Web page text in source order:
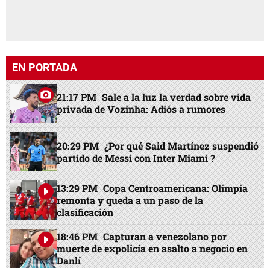
EN PORTADA
21:17 PM Sale a la luz la verdad sobre vida
privada de Vozinha: Adiós a rumores
20:29 PM ¿Por qué Said Martínez suspendió
partido de Messi con Inter Miami ?
13:29 PM Copa Centroamericana: Olimpia
remonta y queda a un paso de la
clasificación
18:46 PM Capturan a venezolano por
muerte de expolicía en asalto a negocio en
Danlí